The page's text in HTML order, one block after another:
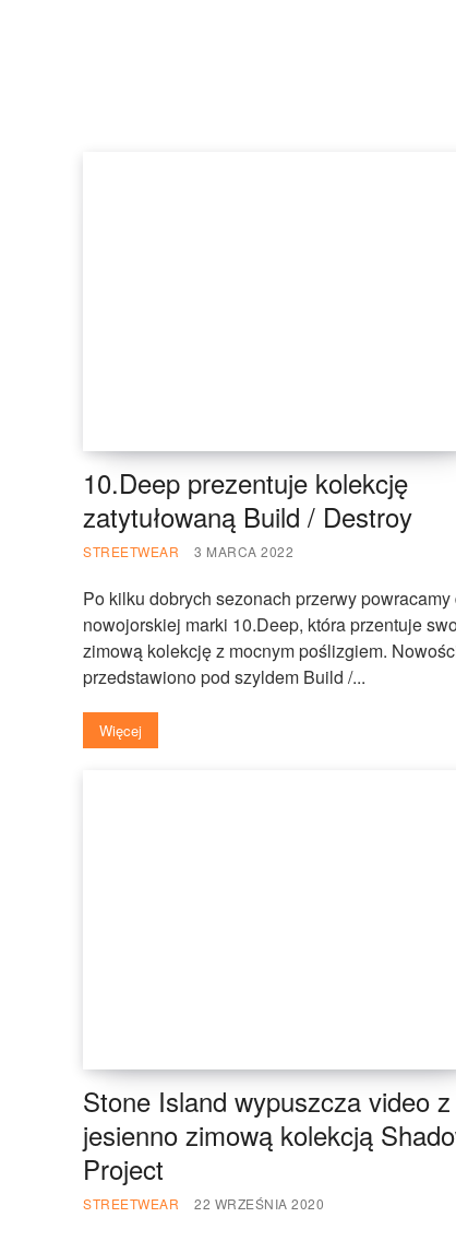
10.Deep prezentuje kolekcję
zatytułowaną Build / Destroy
STREETWEAR 3 MARCA 2022
Po kilku dobrych sezonach przerwy powracamy
nowojorskiej marki 10.Deep, która przentuje
zimową kolekcję z mocnym poślizgiem.
przedstawiono pod szyldem Build /...
Więcej
Stone Island wypuszcza video z
jesienno zimową kolekcją
Project
STREETWEAR 22 WRZEŚNIA 2020